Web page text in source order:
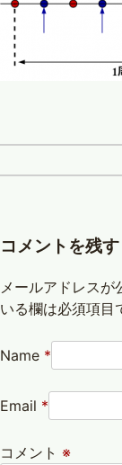
コメントを残す
メールアドレスが
いる欄は必須項目
Name *
Email *
コメント ※